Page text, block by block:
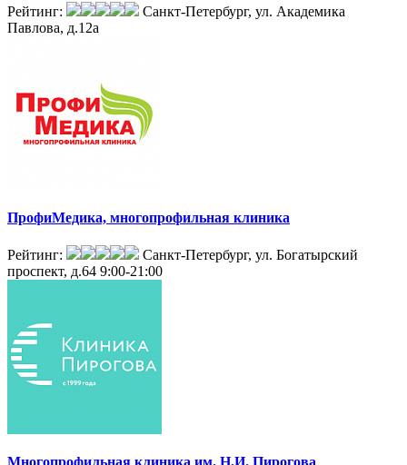
Рейтинг:
Санкт-Петербург, ул. Академика
Павлова, д.12а
ПрофиМедика, многопрофильная клиника
Рейтинг:
Санкт-Петербург, ул. Богатырский
проспект, д.64 9:00-21:00
Многопрофильная клиника им. Н.И. Пирогова